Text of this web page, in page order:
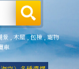
景 木屋,包棟,寵物
車